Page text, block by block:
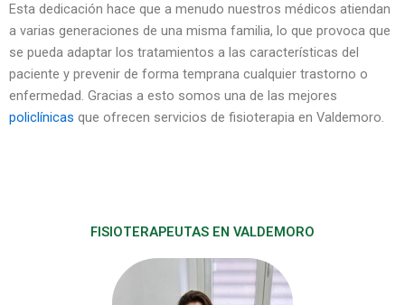
Esta dedicación hace que a menudo nuestros médicos atiendan
a varias generaciones de una misma familia, lo que provoca que
se pueda adaptar los tratamientos a las características del
paciente y prevenir de forma temprana cualquier trastorno o
enfermedad. Gracias a esto somos una de las mejores
policlínicas que ofrecen servicios de fisioterapia en Valdemoro.
FISIOTERAPEUTAS EN VALDEMORO